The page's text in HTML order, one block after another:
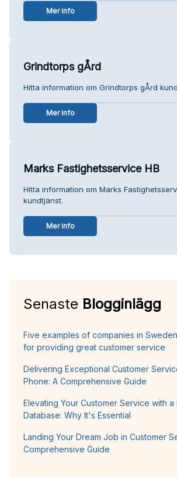
Mer info
Grindtorps gÅrd
Hitta information om Grindtorps gÅrd
Mer info
Marks Fastighetsservice HB
Hitta information om Marks
kundtjänst.
Mer info
Senaste Blogginlägg
Five examples of companies in
for providing great customer service
Delivering Exceptional Customer
Phone: A Comprehensive Guide
Elevating Your Customer Service with
Database: Why It's Essential
Landing Your Dream Job in Customer
Comprehensive Guide